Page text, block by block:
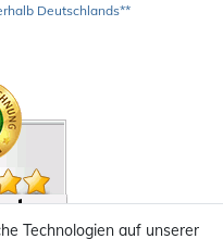
Deutschlands**
Technologien auf unserer